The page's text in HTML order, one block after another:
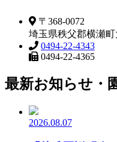
〒368-0072
埼玉県秩父郡横瀬町
0494-22-4343
0494-22-4365
最新お知らせ・
2026.08.07